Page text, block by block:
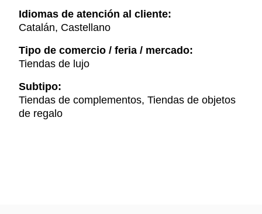
Idiomas de atención al cliente:
Catalán, Castellano
Tipo de comercio / feria / mercado:
Tiendas de lujo
Subtipo:
Tiendas de complementos, Tiendas de objetos
de regalo